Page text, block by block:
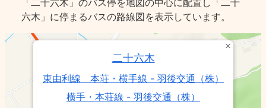
「二十六木」のバス停を地図の中心に配置し「二十
六木」に停まるバスの路線図を表示しています。
二十六木
東由利線 本荘・横手線 - 羽後交通（株）
横手・本荘線 - 羽後交通（株）